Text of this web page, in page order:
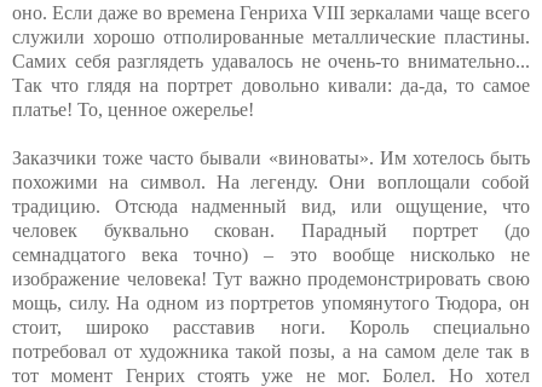
оно. Если даже во времена Генриха VIII зеркалами чаще всего
служили хорошо отполированные металлические пластины.
Самих себя разглядеть удавалось не очень-то внимательно...
Так что глядя на портрет довольно кивали: да-да, то самое
платье! То, ценное ожерелье!
Заказчики тоже часто бывали «виноваты». Им хотелось быть
похожими на символ. На легенду. Они воплощали собой
традицию. Отсюда надменный вид, или ощущение, что
человек буквально скован. Парадный портрет (до
семнадцатого века точно) – это вообще нисколько не
изображение человека! Тут важно продемонстрировать свою
мощь, силу. На одном из портретов упомянутого Тюдора, он
стоит, широко расставив ноги. Король специально
потребовал от художника такой позы, а на самом деле так в
тот момент Генрих стоять уже не мог. Болел. Но хотел